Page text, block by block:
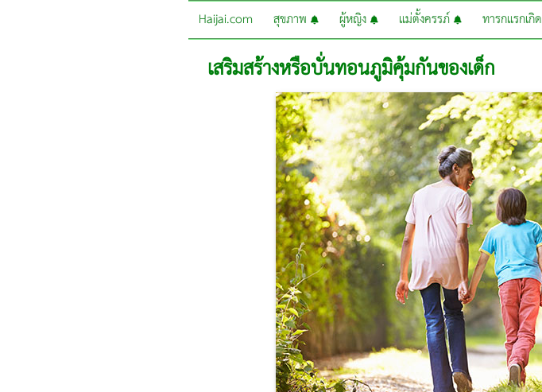
Haijai.com สุขภาพ ผู้หญิง แม่ตั้งครรภ์ ทารกแรกเกิด
เสริมสร้างหรือบั่นทอนภูมิคุ้มกันของเด็ก